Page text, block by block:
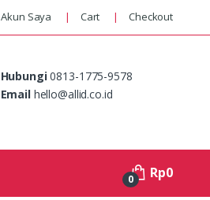
Akun Saya Cart Checkout
Hubungi0813-1775-9578
Emailhello@allid.co.id
0 Rp0